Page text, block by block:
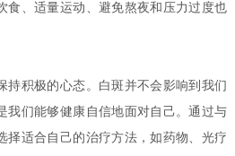
食、适量运动、避免熬夜和压力过度也
积极的心态。白斑并不会影响到我们
我们能够健康自信地面对自己。通过与
择适合自己的治疗方法，如药物、光疗